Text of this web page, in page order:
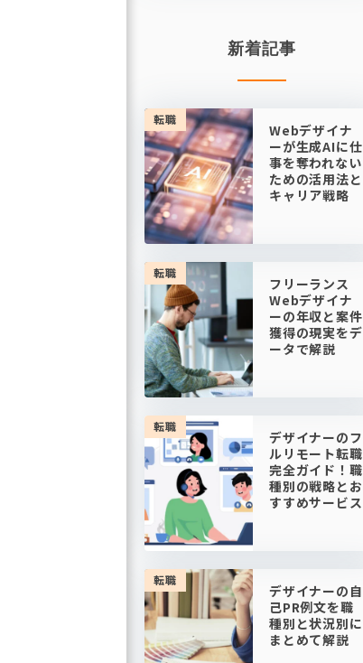
新着記事
転職
Webデザイナ
ーが生成AIに仕
事を奪われない
ための活用法と
キャリア戦略
転職
フリーランス
Webデザイナ
ーの年収と案件
獲得の現実をデ
ータで解説
転職
デザイナーのフ
ルリモート転職
完全ガイド！職
種別の戦略とお
すすめサービス
転職
デザイナーの自
己PR例文を職
種別と状況別に
まとめて解説